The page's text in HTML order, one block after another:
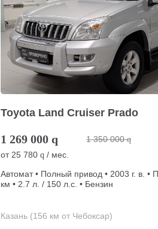
Toyota Land Cruiser Prado
1 269 000 q 1 350 000 q
от 25 780 q / мес.
Автомат • Полный привод • 2003 г. в. •
км • 2.7 л. / 150 л.с. • Бензин
Казань (156 км от Чебоксар)